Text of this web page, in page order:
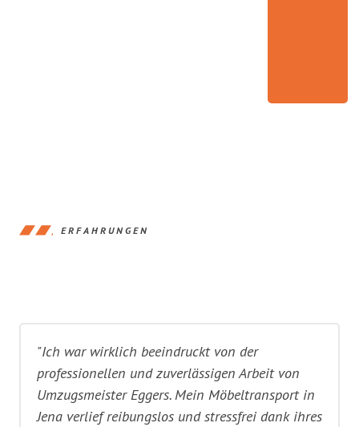
ERFAHRUNGEN
"Ich war wirklich beeindruckt von der
professionellen und zuverlässigen Arbeit von
Umzugsmeister Eggers. Mein Möbeltransport in
Jena verlief reibungslos und stressfrei dank ihres